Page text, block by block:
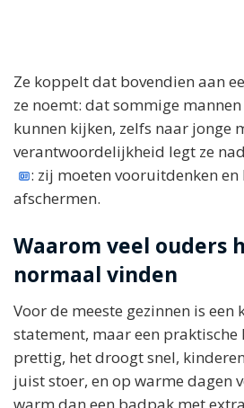
Ze koppelt dat bovendien aan
ze noemt: dat sommige mannen
kunnen kijken, zelfs naar jonge
verantwoordelijkheid legt ze
: zij moeten vooruitdenken
afschermen.
Waarom veel ouders
normaal vinden
Voor de meeste gezinnen is
statement, maar een praktische
prettig, het droogt snel,
juist stoer, en op warme dagen